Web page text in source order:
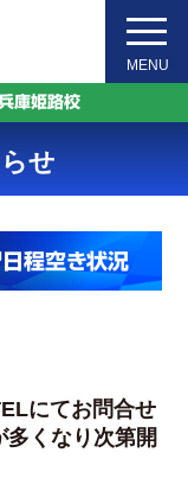
MENU
庫姫路校
せ
程空き状況
にてお問合せ
多くなり次第開